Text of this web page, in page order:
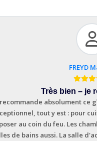
– je recommande
ce gîte. L''équipement
pour cuisiner, jouer, lire, ou
chambres sont
salle d'activité permet une